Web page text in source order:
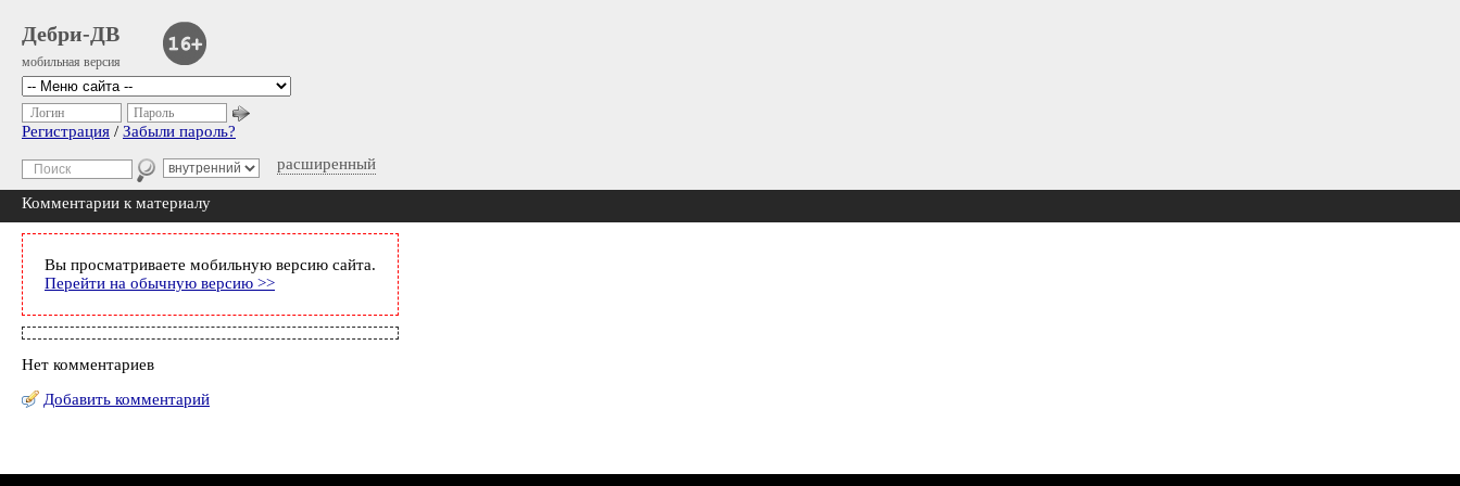
Дебри-ДВ
мобильная версия
расширенный
Логин Пароль
Регистрация / Забыли пароль?
Комментарии к материалу
Вы просматриваете мобильную версию сайта.
Перейти на обычную версию >>
Нет комментариев
Добавить комментарий